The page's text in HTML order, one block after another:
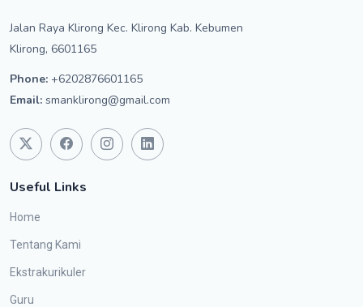
Jalan Raya Klirong Kec. Klirong Kab. Kebumen
Klirong, 6601165
Phone: +6202876601165
Email: smanklirong@gmail.com
Useful Links
Home
Tentang Kami
Ekstrakurikuler
Guru